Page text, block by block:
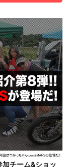
加チーム&ショッ